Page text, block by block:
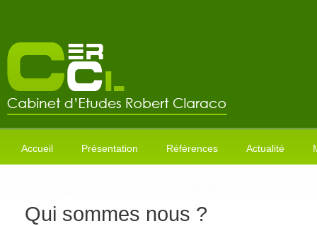
Accueil Présentation Références Actualité
Qui sommes nous ?